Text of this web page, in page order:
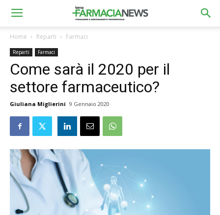
Home Reparti Farmaci
Reparti Farmaci
Come sarà il 2020 per il
settore farmaceutico?
Giuliana Miglierini 9 Gennaio 2020